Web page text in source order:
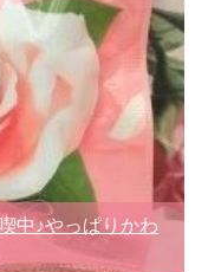
中♪やっぱりかわ